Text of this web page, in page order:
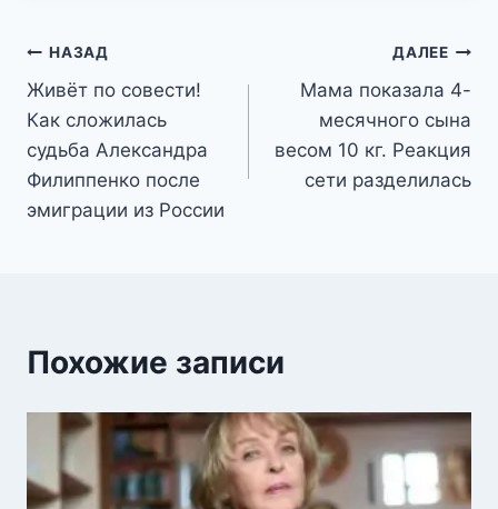
Навигация
по
записям
НАЗАД
Живёт по совести!
Как сложилась
судьба Александра
Филиппенко после
эмиграции из России
ДАЛЕЕ
Мама показала 4-
месячного сына
весом 10 кг. Реакция
сети разделилась
Похожие записи